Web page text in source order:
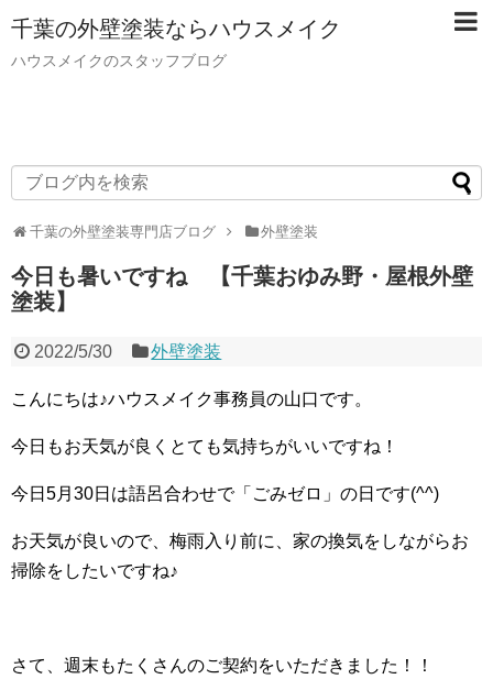
千葉の外壁塗装ならハウスメイク
ハウスメイクのスタッフブログ
千葉の外壁塗装専門店ブログ 外壁塗装
今日も暑いですね 【千葉おゆみ野・屋根外壁
塗装】
2022/5/30 外壁塗装
こんにちは♪ハウスメイク事務員の山口です。
今日もお天気が良くとても気持ちがいいですね！
今日5月30日は語呂合わせで「ごみゼロ」の日です(^^)
お天気が良いので、梅雨入り前に、家の換気をしながらお
掃除をしたいですね♪
さて、週末もたくさんのご契約をいただきました！！